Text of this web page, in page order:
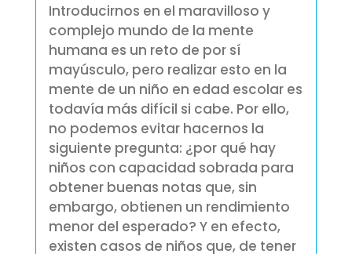
Introducirnos en el maravilloso y
complejo mundo de la mente
humana es un reto de por sí
mayúsculo, pero realizar esto en la
mente de un niño en edad escolar es
todavía más difícil si cabe. Por ello,
no podemos evitar hacernos la
siguiente pregunta: ¿por qué hay
niños con capacidad sobrada para
obtener buenas notas que, sin
embargo, obtienen un rendimiento
menor del esperado? Y en efecto,
existen casos de niños que, de tener